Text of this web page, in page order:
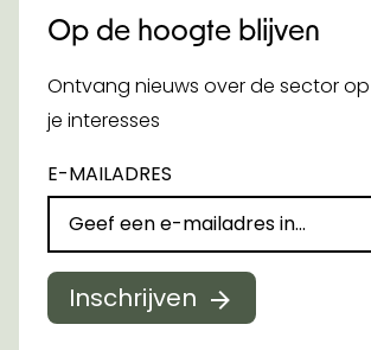
Op de hoogte blijven
Ontvang nieuws over de sector
je interesses
E-MAILADRES
Inschrijven